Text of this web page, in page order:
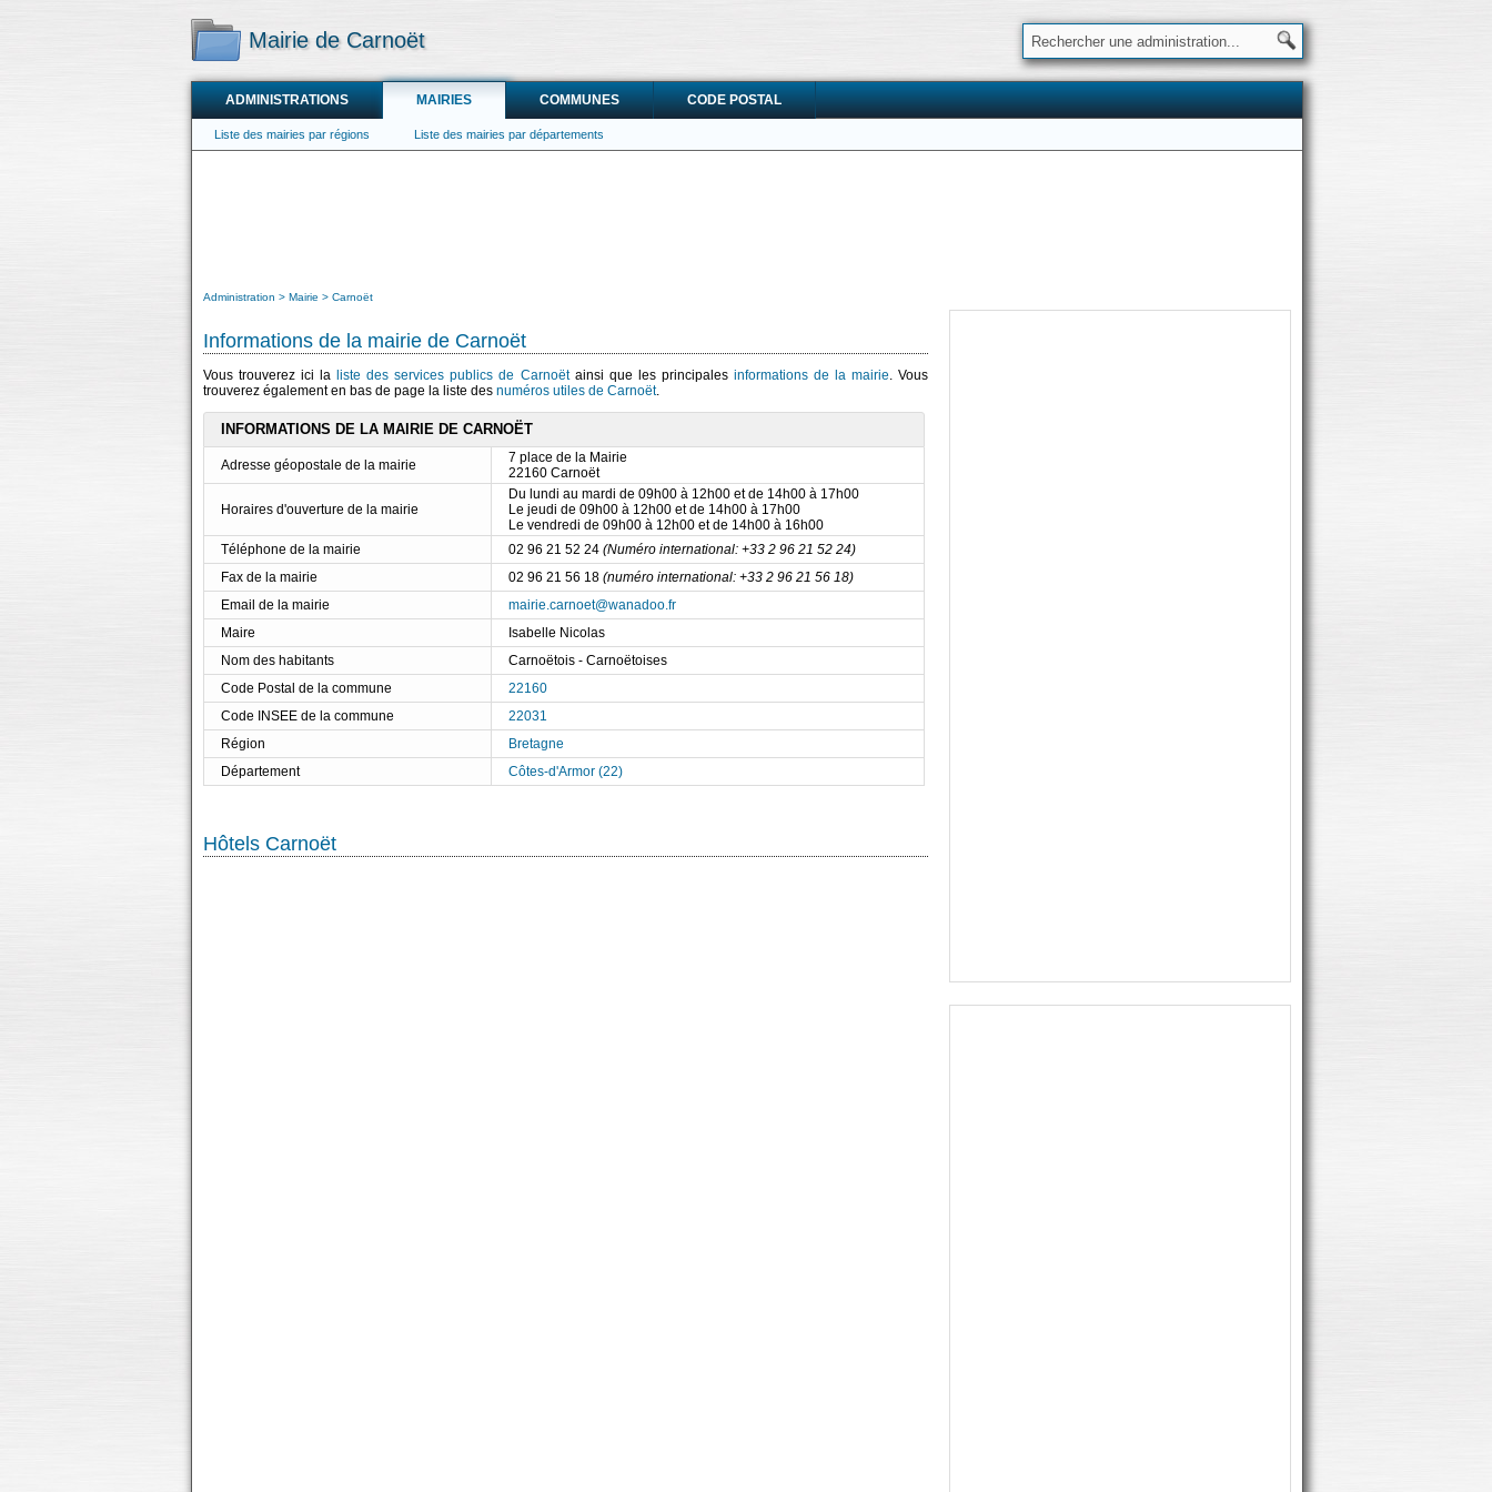
Mairie de Carnoët
ADMINISTRATIONS MAIRIES COMMUNES CODE POSTAL
Liste des mairies par régions Liste des mairies par départements
Administration Mairie Carnoët
Informations de la mairie de Carnoët
Vous trouverez ici la liste des services publics de Carnoëtainsi que les principales informations de la mairie. Vous
trouverez également en bas de page la liste des numéros utiles de Carnoët.
INFORMATIONS DE LA MAIRIE DE CARNOËT
Adresse géopostale de la mairie
7 place de la Mairie
22160 Carnoët
Horaires d'ouverture de la mairie
Du lundi au mardi de 09h00 à 12h00 et de 14h00 à 17h00
Le jeudi de 09h00 à 12h00 et de 14h00 à 17h00
Le vendredi de 09h00 à 12h00 et de 14h00 à 16h00
Téléphone de la mairie
02 96 21 52 24 (Numéro international: +33 2 96 21 52 24)
Fax de la mairie
02 96 21 56 18 (numéro international: +33 2 96 21 56 18)
Email de la mairie
mairie.carnoet@wanadoo.fr
Maire
Isabelle Nicolas
Nom des habitants
Carnoëtois - Carnoëtoises
Code Postal de la commune
22160
Code INSEE de la commune
22031
Région
Bretagne
Département
Côtes-d'Armor (22)
Hôtels Carnoët